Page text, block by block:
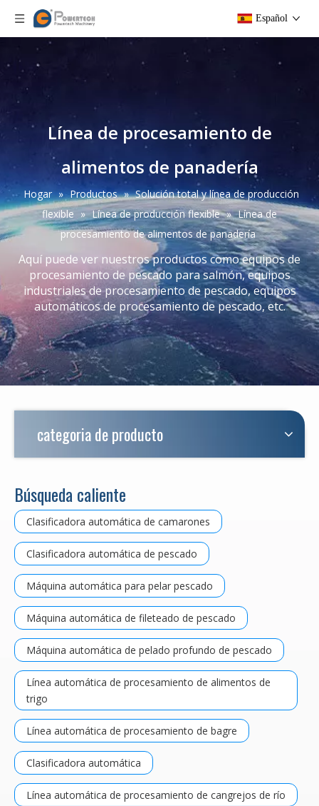
Español
Línea de procesamiento de
alimentos de panadería
Hogar » Productos » Solución total y línea de producción
flexible » Línea de producción flexible » Línea de
procesamiento de alimentos de panadería
Aquí puede ver nuestros productos como equipos de
procesamiento de pescado para salmón, equipos
industriales de procesamiento de pescado, equipos
automáticos de procesamiento de pescado, etc.
categoria de producto
Búsqueda caliente
Clasificadora automática de camarones
Clasificadora automática de pescado
Máquina automática para pelar pescado
Máquina automática de fileteado de pescado
Máquina automática de pelado profundo de pescado
Línea automática de procesamiento de alimentos de
trigo
Línea automática de procesamiento de bagre
Clasificadora automática
Línea automática de procesamiento de cangrejos de río